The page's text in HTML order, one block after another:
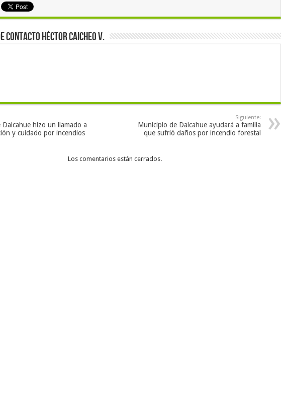
Contacto Héctor Caicheo V.
Dalcahue hizo un llamado a
y cuidado por incendios
Siguiente:
Municipio de Dalcahue ayudará a familia
que sufrió daños por incendio forestal
Los comentarios están cerrados.